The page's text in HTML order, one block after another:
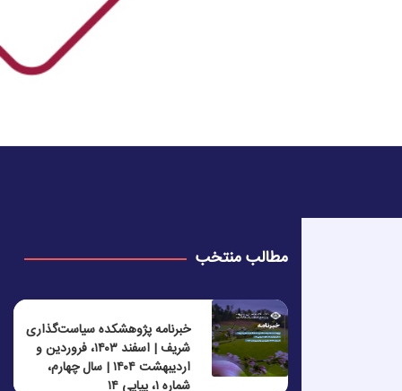
مطالب منتخب
خبرنامه پژوهشکده سیاست‌گذاری
شریف | اسفند ۱۴۰۳، فروردین و
اردیبهشت ۱۴۰۴ | سال چهارم،